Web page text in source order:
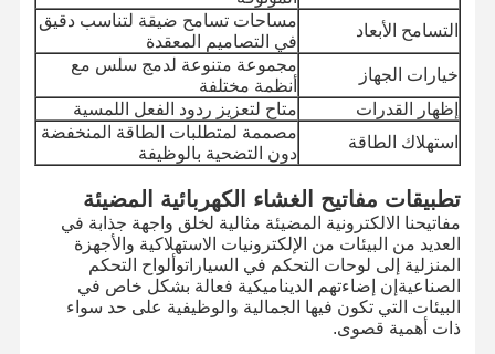
التسامح الأبعاد
مساحات تسامح ضيقة لتناسب دقيق
في التصاميم المعقدة
خيارات الجهاز
مجموعة متنوعة لدمج سلس مع
أنظمة مختلفة
إظهار القدرات
متاح لتعزيز ردود الفعل اللمسية
استهلاك الطاقة
مصممة لمتطلبات الطاقة المنخفضة
دون التضحية بالوظيفة
تطبيقات مفاتيح الغشاء الكهربائية المضيئة
مفاتيحنا الالكترونية المضيئة مثالية لخلق واجهة جذابة في
العديد من البيئات من الإلكترونيات الاستهلاكية والأجهزة
المنزلية إلى لوحات التحكم في السياراتوألواح التحكم
الصناعيةإن إضاءتهم الديناميكية فعالة بشكل خاص في
البيئات التي تكون فيها الجمالية والوظيفية على حد سواء
ذات أهمية قصوى.